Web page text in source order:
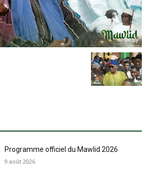
Programme officiel du Mawlid 2026
9 août 2026